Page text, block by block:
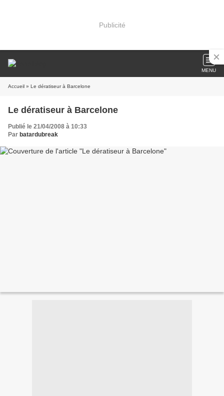
Publicité
MENU
Accueil » Le dératiseur à Barcelone
Le dératiseur à Barcelone
Publié le 21/04/2008 à 10:33
Par batardubreak